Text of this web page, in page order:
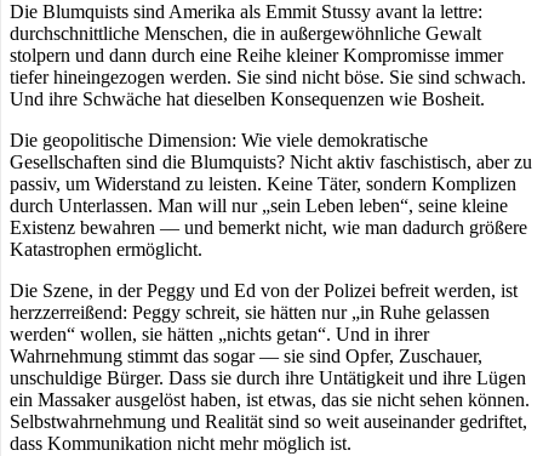
Die Blumquists sind Amerika als Emmit Stussy avant la lettre:
durchschnittliche Menschen, die in außergewöhnliche Gewalt
stolpern und dann durch eine Reihe kleiner Kompromisse immer
tiefer hineingezogen werden. Sie sind nicht böse. Sie sind schwach.
Und ihre Schwäche hat dieselben Konsequenzen wie Bosheit.
Die geopolitische Dimension: Wie viele demokratische
Gesellschaften sind die Blumquists? Nicht aktiv faschistisch, aber zu
passiv, um Widerstand zu leisten. Keine Täter, sondern Komplizen
durch Unterlassen. Man will nur „sein Leben leben“, seine kleine
Existenz bewahren — und bemerkt nicht, wie man dadurch größere
Katastrophen ermöglicht.
Die Szene, in der Peggy und Ed von der Polizei befreit werden, ist
herzzerreißend: Peggy schreit, sie hätten nur „in Ruhe gelassen
werden“ wollen, sie hätten „nichts getan“. Und in ihrer
Wahrnehmung stimmt das sogar — sie sind Opfer, Zuschauer,
unschuldige Bürger. Dass sie durch ihre Untätigkeit und ihre Lügen
ein Massaker ausgelöst haben, ist etwas, das sie nicht sehen können.
Selbstwahrnehmung und Realität sind so weit auseinander gedriftet,
dass Kommunikation nicht mehr möglich ist.